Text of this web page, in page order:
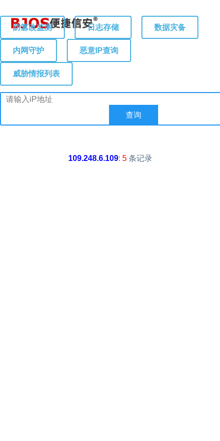
防篡改监测 日志存储 数据灾备
内网守护 恶意IP查询
威胁情报列表
109.248.6.109: 5条记录